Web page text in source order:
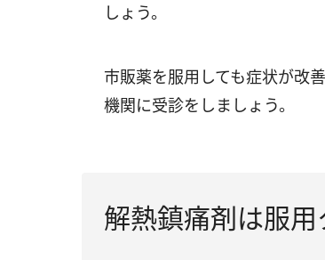
しょう。
市販薬を服用しても症状が改
機関に受診をしましょう。
解熱鎮痛剤は服